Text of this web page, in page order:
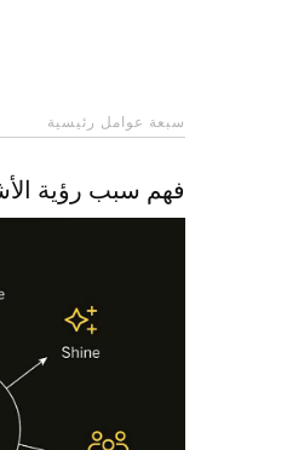
سبعة عوامل رئيسية
فهم سبب رؤية